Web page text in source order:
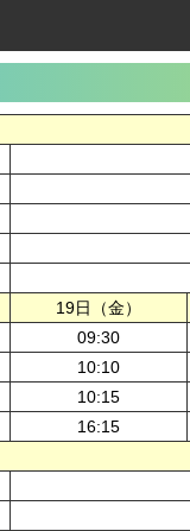
19日（金）
09:30
10:10
10:15
16:15